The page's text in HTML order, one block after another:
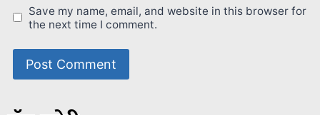
Save my name, email, and website in this browser for
the next time I comment.